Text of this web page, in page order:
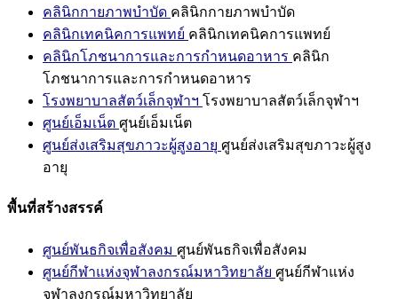
คลินิกกายภาพบำบัด คลินิกกายภาพบำบัด
คลินิกเทคนิคการแพทย์ คลินิกเทคนิคการแพทย์
คลินิกโภชนาการและการกำหนดอาหาร คลินิก
โภชนาการและการกำหนดอาหาร
โรงพยาบาลสัตว์เล็กจุฬาฯ โรงพยาบาลสัตว์เล็กจุฬาฯ
ศูนย์เอ็มเน็ต ศูนย์เอ็มเน็ต
ศูนย์ส่งเสริมสุขภาวะผู้สูงอายุ ศูนย์ส่งเสริมสุขภาวะผู้สูง
อายุ
พื้นที่สร้างสรรค์
ศูนย์พันธกิจเพื่อสังคม ศูนย์พันธกิจเพื่อสังคม
ศูนย์กีฬาแห่งจุฬาลงกรณ์มหาวิทยาลัย ศูนย์กีฬาแห่ง
จุฬาลงกรณ์มหาวิทยาลัย